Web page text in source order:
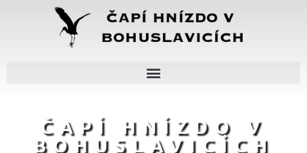
ČAPÍ HNÍZDO V
BOHUSLAVICÍCH